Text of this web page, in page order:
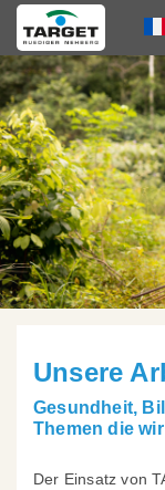
Direkt
zum
Inhalt
Language
Menu
Unsere
Gesundheit,
Themen die
Der Einsatz von